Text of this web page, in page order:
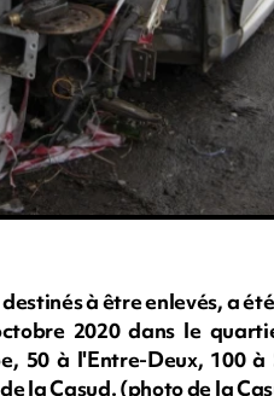
à être enlevés, a
2020 dans le
50 à l'Entre-Deux, 100 à
la Casud. (photo de la